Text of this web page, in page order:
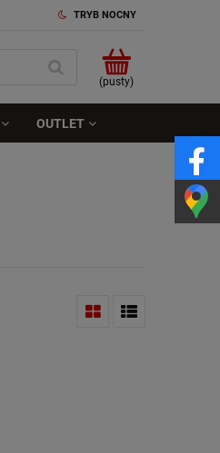
TRYB NOCNY
(pusty)
OUTLET